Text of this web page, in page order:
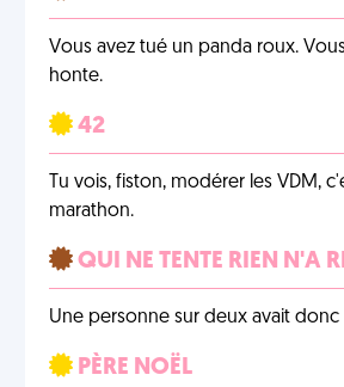
Vous avez tué un panda roux.
honte.
42
Tu vois, fiston, modérer les VDM,
marathon.
QUI NE TENTE RIEN N'A
Une personne sur deux avait donc
PÈRE NOËL